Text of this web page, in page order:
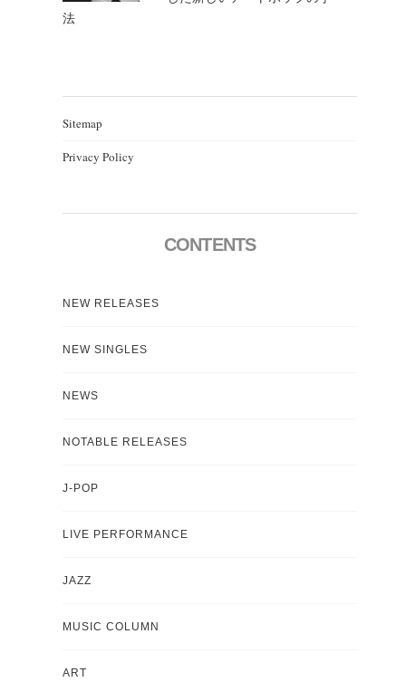
法
Sitemap
Privacy Policy
CONTENTS
NEW RELEASES
NEW SINGLES
NEWS
NOTABLE RELEASES
J-POP
LIVE PERFORMANCE
JAZZ
MUSIC COLUMN
ART